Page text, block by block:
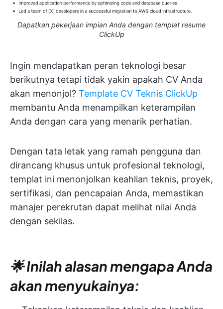
Dapatkan pekerjaan impian Anda dengan templat resume
ClickUp
Ingin mendapatkan peran teknologi besar
berikutnya tetapi tidak yakin apakah CV Anda
akan menonjol? Template CV Teknis ClickUp
membantu Anda menampilkan keterampilan
Anda dengan cara yang menarik perhatian.
Dengan tata letak yang ramah pengguna dan
dirancang khusus untuk profesional teknologi,
templat ini menonjolkan keahlian teknis, proyek,
sertifikasi, dan pencapaian Anda, memastikan
manajer perekrutan dapat melihat nilai Anda
dengan sekilas.
🌟 Inilah alasan mengapa Anda
akan menyukainya: